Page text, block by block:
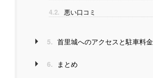
4.2. 悪い口コミ
5. 首里城へのアクセスと駐車料金
6. まとめ